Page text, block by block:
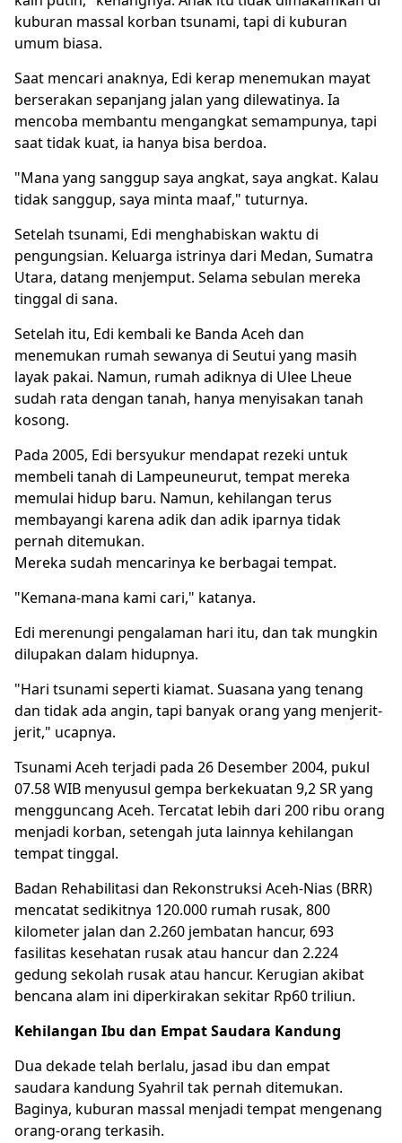
kuburan massal korban tsunami, tapi di kuburan
umum biasa.
Saat mencari anaknya, Edi kerap menemukan mayat
berserakan sepanjang jalan yang dilewatinya. Ia
mencoba membantu mengangkat semampunya, tapi
saat tidak kuat, ia hanya bisa berdoa.
"Mana yang sanggup saya angkat, saya angkat. Kalau
tidak sanggup, saya minta maaf," tuturnya.
Setelah tsunami, Edi menghabiskan waktu di
pengungsian. Keluarga istrinya dari Medan, Sumatra
Utara, datang menjemput. Selama sebulan mereka
tinggal di sana.
Setelah itu, Edi kembali ke Banda Aceh dan
menemukan rumah sewanya di Seutui yang masih
layak pakai. Namun, rumah adiknya di Ulee Lheue
sudah rata dengan tanah, hanya menyisakan tanah
kosong.
Pada 2005, Edi bersyukur mendapat rezeki untuk
membeli tanah di Lampeuneurut, tempat mereka
memulai hidup baru. Namun, kehilangan terus
membayangi karena adik dan adik iparnya tidak
pernah ditemukan.
Mereka sudah mencarinya ke berbagai tempat.
"Kemana-mana kami cari," katanya.
Edi merenungi pengalaman hari itu, dan tak mungkin
dilupakan dalam hidupnya.
"Hari tsunami seperti kiamat. Suasana yang tenang
dan tidak ada angin, tapi banyak orang yang menjerit-
jerit," ucapnya.
Tsunami Aceh terjadi pada 26 Desember 2004, pukul
07.58 WIB menyusul gempa berkekuatan 9,2 SR yang
mengguncang Aceh. Tercatat lebih dari 200 ribu orang
menjadi korban, setengah juta lainnya kehilangan
tempat tinggal.
Badan Rehabilitasi dan Rekonstruksi Aceh-Nias (BRR)
mencatat sedikitnya 120.000 rumah rusak, 800
kilometer jalan dan 2.260 jembatan hancur, 693
fasilitas kesehatan rusak atau hancur dan 2.224
gedung sekolah rusak atau hancur. Kerugian akibat
bencana alam ini diperkirakan sekitar Rp60 triliun.
Kehilangan Ibu dan Empat Saudara Kandung
Dua dekade telah berlalu, jasad ibu dan empat
saudara kandung Syahril tak pernah ditemukan.
Baginya, kuburan massal menjadi tempat mengenang
orang-orang terkasih.